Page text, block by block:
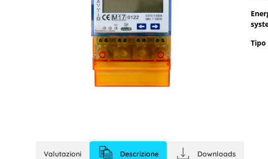
Valutazioni Descrizione Downloads